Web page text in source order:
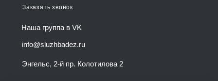
Заказать звонок
Наша группа в VK
info@sluzhbadez.ru
Энгельс, 2-й пр. Колотилова 2